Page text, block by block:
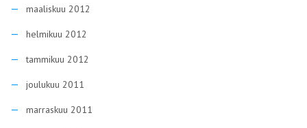
maaliskuu 2012
helmikuu 2012
tammikuu 2012
joulukuu 2011
marraskuu 2011